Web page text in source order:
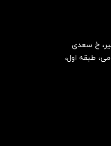
خ سعدی
طبقه اول،